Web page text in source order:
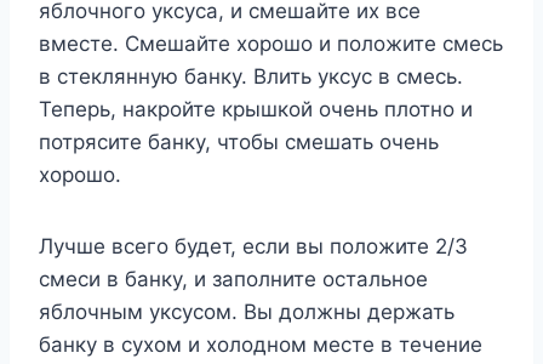
яблочного уксуса, и смешайте их все
вместе. Смешайте хорошо и положите смесь
в стеклянную банку. Влить уксус в смесь.
Теперь, накройте крышкой очень плотно и
потрясите банку, чтобы смешать очень
хорошо.
Лучше всего будет, если вы положите 2/3
смеси в банку, и заполните остальное
яблочным уксусом. Вы должны держать
банку в сухом и холодном месте в течение